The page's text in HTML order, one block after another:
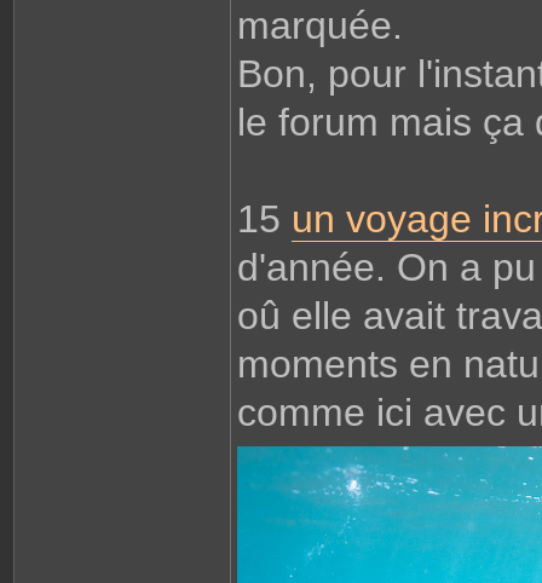
marquée.
Bon, pour
le forum mais ça
15 un voyage
d'année. On a
oû elle avait
moments en
comme ici avec